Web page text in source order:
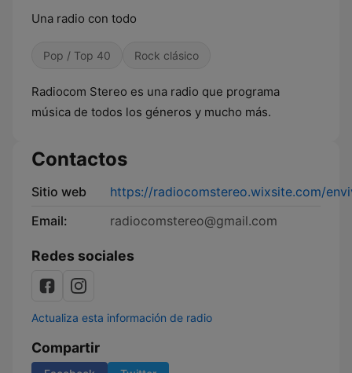
Una radio con todo
Pop / Top 40 Rock clásico
Radiocom Stereo es una radio que programa
música de todos los géneros y mucho más.
Contactos
Sitio web
https://radiocomstereo.wixsite.com/
Email:
radiocomstereo@gmail.com
Redes sociales
Actualiza esta información de radio
Compartir